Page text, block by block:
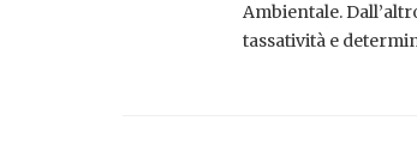
Ambientale.
tassatività e